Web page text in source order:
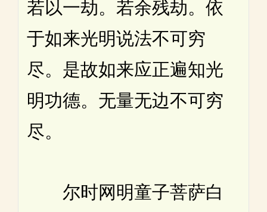
若以一劫。若余残劫。依
于如来光明说法不可穷
尽。是故如来应正遍知光
明功德。无量无边不可穷
尽。
尔时网明童子菩萨白